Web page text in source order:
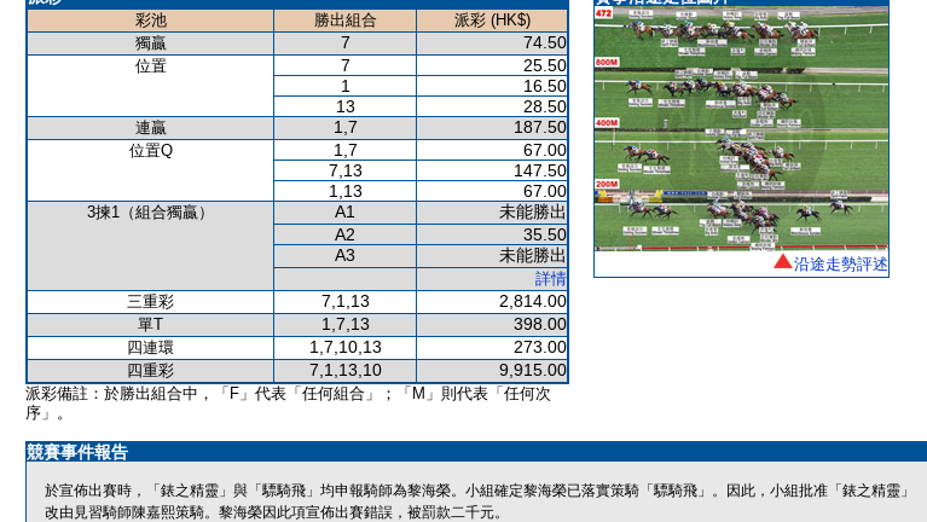
彩池 勝出組合
派彩 (HK$)
獨贏
7 74.50
位置 7
25.50
1
16.50
13
28.50
連贏 1,7 187.50
位置Q 1,7
67.00
7,13
147.50
1,13
67.00
3揀1（組合獨贏） A1
未能勝出
A2
35.50
A3
未能勝出
詳情
三重彩
7,1,13 2,814.00
單T 1,7,13 398.00
四連環 1,7,10,13 273.00
四重彩 7,1,13,10 9,915.00
派彩備註：於勝出組合中，「F」代表「任何組合」；「M」則代表「任何次
序」。
沿途走勢評述
競賽事件報告
於宣佈出賽時，「錶之精靈」與「驃騎飛」均申報騎師為黎海榮。小組確定黎海榮已落實策騎「驃騎飛」。因此，小組批准「錶之精靈」
改由見習騎師陳嘉熙策騎。黎海榮因此項宣佈出賽錯誤，被罰款二千元。